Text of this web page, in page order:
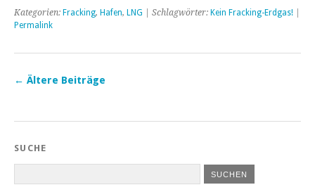
Kategorien: Fracking, Hafen, LNG | Schlagwörter: Kein Fracking-Erdgas!
Permalink
← Ältere Beiträge
SUCHE